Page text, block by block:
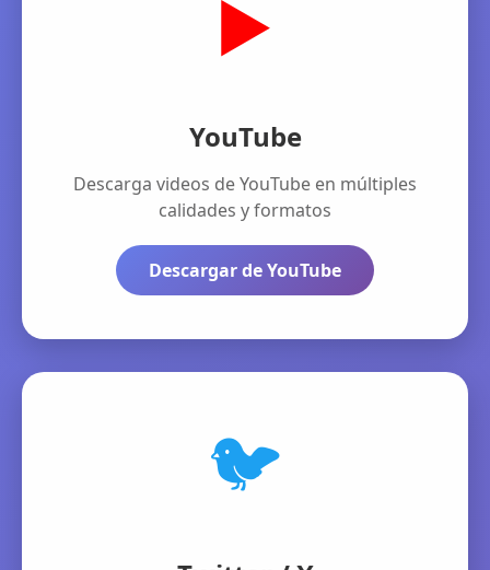
▶️
YouTube
Descarga videos de YouTube en múltiples
calidades y formatos
Descargar de YouTube
🐦